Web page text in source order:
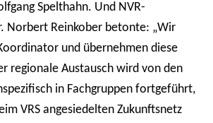
Spelthahn. Und NVR-
Norbert Reinkober betonte: „Wir
und übernehmen diese
regionale Austausch wird von den
in Fachgruppen fortgeführt,
VRS angesiedelten Zukunftsnetz